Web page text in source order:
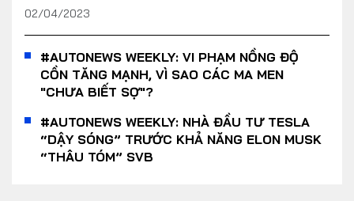
02/04/2023
#AUTONEWS WEEKLY: VI PHẠM NỒNG ĐỘ
CỒN TĂNG MẠNH, VÌ SAO CÁC MA MEN
"CHƯA BIẾT SỢ"?
#AUTONEWS WEEKLY: NHÀ ĐẦU TƯ TESLA
“DẬY SÓNG” TRƯỚC KHẢ NĂNG ELON MUSK
“THÂU TÓM” SVB